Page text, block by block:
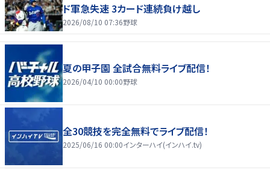
ド軍急失速 3カード連続負け越し
2026/08/10 07:36野球
夏の甲子園 全試合無料ライブ配信！
2026/04/10 00:00野球
全30競技を完全無料でライブ配信！
2025/06/16 00:00インターハイ(インハイ.tv)